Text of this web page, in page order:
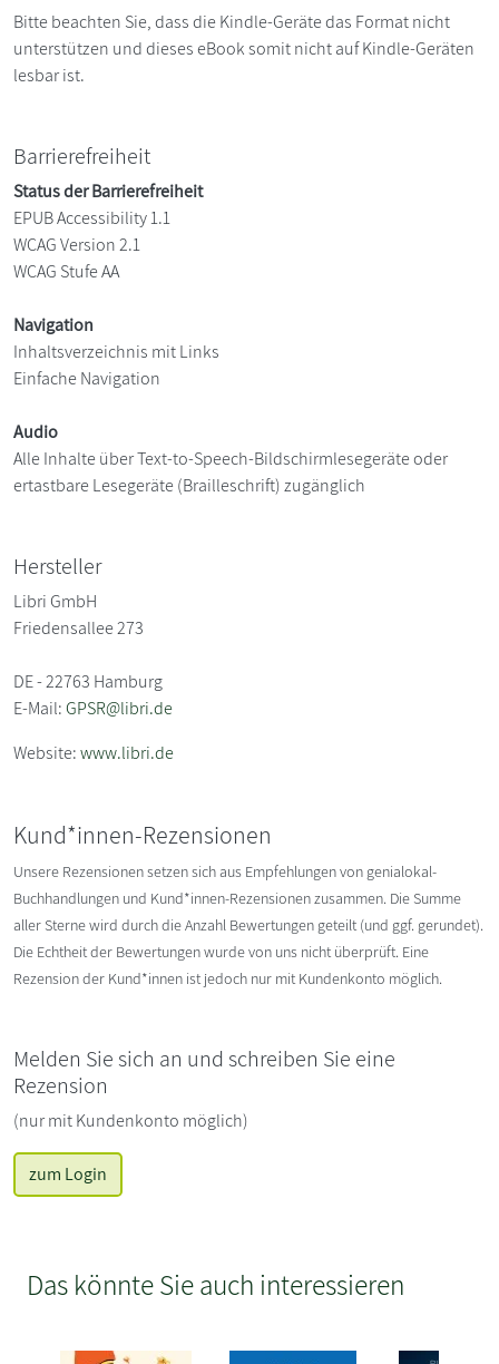
Bitte beachten Sie, dass die Kindle-Geräte das Format nicht
unterstützen und dieses eBook somit nicht auf Kindle-Geräten
lesbar ist.
Barrierefreiheit
Status der Barrierefreiheit
EPUB Accessibility 1.1
WCAG Version 2.1
WCAG Stufe AA
Navigation
Inhaltsverzeichnis mit Links
Einfache Navigation
Audio
Alle Inhalte über Text-to-Speech-Bildschirmlesegeräte oder
ertastbare Lesegeräte (Brailleschrift) zugänglich
Hersteller
Libri GmbH
Friedensallee 273
DE - 22763 Hamburg
E-Mail:GPSR@libri.de
Website:www.libri.de
Kund*innen-Rezensionen
Unsere Rezensionen setzen sich aus Empfehlungen von genialokal-
Buchhandlungen und Kund*innen-Rezensionen zusammen. Die Summe
aller Sterne wird durch die Anzahl Bewertungen geteilt (und ggf. gerundet).
Die Echtheit der Bewertungen wurde von uns nicht überprüft. Eine
Rezension der Kund*innen ist jedoch nur mit Kundenkonto möglich.
Melden Sie sich an und schreiben Sie eine
Rezension
(nur mit Kundenkonto möglich)
zum Login
Das könnte Sie auch interessieren